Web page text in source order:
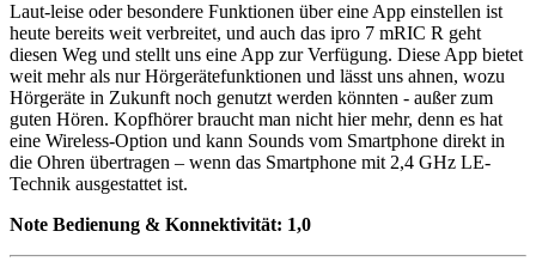
Laut-leise oder besondere Funktionen über eine App einstellen ist
heute bereits weit verbreitet, und auch das ipro 7 mRIC R geht
diesen Weg und stellt uns eine App zur Verfügung. Diese App bietet
weit mehr als nur Hörgerätefunktionen und lässt uns ahnen, wozu
Hörgeräte in Zukunft noch genutzt werden könnten - außer zum
guten Hören. Kopfhörer braucht man nicht hier mehr, denn es hat
eine Wireless-Option und kann Sounds vom Smartphone direkt in
die Ohren übertragen – wenn das Smartphone mit 2,4 GHz LE-
Technik ausgestattet ist.
Note Bedienung & Konnektivität: 1,0